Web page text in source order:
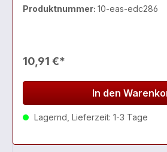
Treppen, Flure und Nebenräume
Produktnummer: 10-eas-edc286
10,91 €*
In den
Lagernd, Lieferzeit: 1-3 Tage